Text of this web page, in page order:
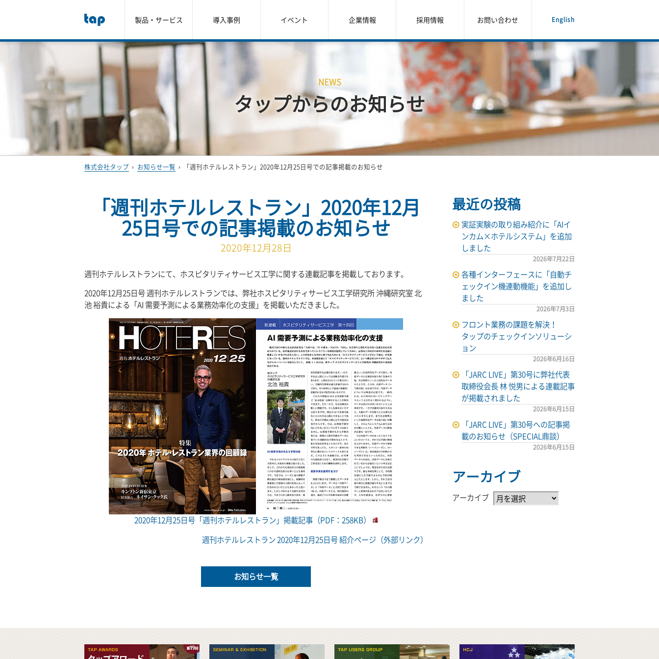
製品・サービス 導入事例 イベント 企業情報 採用情報 お問い合わせ English
NEWS
タップからのお知らせ
株式会社タップ › お知らせ一覧 › 「週刊ホテルレストラン」2020年12月25日号での記事掲載のお知らせ
「週刊ホテルレストラン」2020年12月
25日号での記事掲載のお知らせ
2020年12月28日
週刊ホテルレストランにて、ホスピタリティサービス工学に関する連載記事を掲載しております。
2020年12月25日号 週刊ホテルレストランでは、弊社ホスピタリティサービス工学研究所 沖縄研究室 北
池 裕貴による「AI 需要予測による業務効率化の支援」を掲載いただきました。
2020年12月25日号「週刊ホテルレストラン」掲載記事（PDF：258KB）
週刊ホテルレストラン 2020年12月25日号 紹介ページ（外部リンク）
お知らせ一覧
最近の投稿
実証実験の取り組み紹介に「AIイ
ンカム×ホテルシステム」を追加
しました
2026年7月22日
各種インターフェースに「自動チ
ェックイン機連動機能」を追加し
ました
2026年7月3日
フロント業務の課題を解決！
タップのチェックインソリューシ
ョン
2026年6月16日
「JARC LIVE」第30号に弊社代表
取締役会長 林 悦男による連載記事
が掲載されました
2026年6月15日
「JARC LIVE」第30号への記事掲
載のお知らせ（SPECIAL鼎談）
2026年6月15日
アーカイブ
アーカイブ